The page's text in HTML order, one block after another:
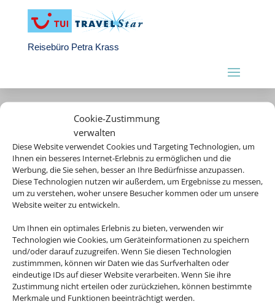
Cookie-Zustimmung
verwalten
Diese Website verwendet Cookies und Targeting Technologien, um
Ihnen ein besseres Internet-Erlebnis zu ermöglichen und die
Werbung, die Sie sehen, besser an Ihre Bedürfnisse anzupassen.
Diese Technologien nutzen wir außerdem, um Ergebnisse zu messen,
um zu verstehen, woher unsere Besucher kommen oder um unsere
Website weiter zu entwickeln.
Um Ihnen ein optimales Erlebnis zu bieten, verwenden wir
Technologien wie Cookies, um Geräteinformationen zu speichern
und/oder darauf zuzugreifen. Wenn Sie diesen Technologien
zustimmmen, können wir Daten wie das Surfverhalten oder
eindeutige IDs auf dieser Website verarbeiten. Wenn Sie ihre
Zustimmung nicht erteilen oder zurückziehen, können bestimmte
Merkmale und Funktionen beeinträchtigt werden.
Reisebüro Petra Krass
Rechtliche Informationen
Impressum|Datenschutzerklärung|Online Check-In
Service|Blacklisted Airlines|AGB|
Barrierefreiheitserklärung